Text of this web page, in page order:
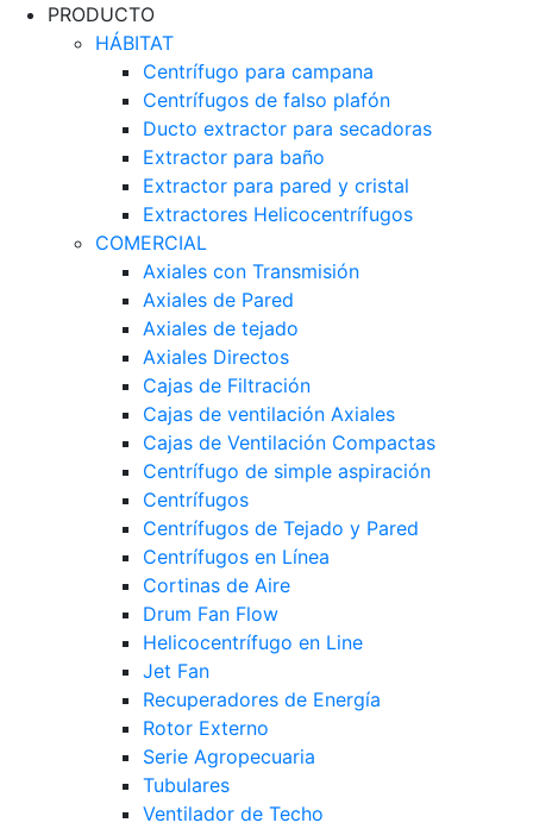
PRODUCTO
HÁBITAT
Centrífugo para campana
Centrífugos de falso plafón
Ducto extractor para secadoras
Extractor para baño
Extractor para pared y cristal
Extractores Helicocentrífugos
COMERCIAL
Axiales con Transmisión
Axiales de Pared
Axiales de tejado
Axiales Directos
Cajas de Filtración
Cajas de ventilación Axiales
Cajas de Ventilación Compactas
Centrífugo de simple aspiración
Centrífugos
Centrífugos de Tejado y Pared
Centrífugos en Línea
Cortinas de Aire
Drum Fan Flow
Helicocentrífugo en Line
Jet Fan
Recuperadores de Energía
Rotor Externo
Serie Agropecuaria
Tubulares
Ventilador de Techo